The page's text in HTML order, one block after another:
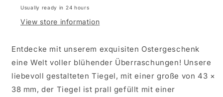
Usually ready in 24 hours
View store information
Entdecke mit unserem exquisiten Ostergeschenk
eine Welt voller blühender Überraschungen! Unsere
liebevoll gestalteten Tiegel, mit einer große von 43 ×
38 mm, der Tiegel ist prall gefüllt mit einer